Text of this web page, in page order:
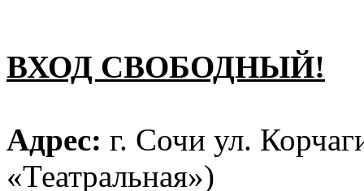
ВХОД СВОБОДНЫЙ!
Адрес: г. Сочи ул.
«Театральная»)